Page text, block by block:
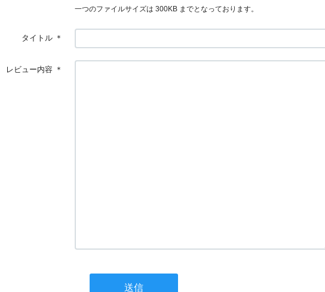
一つのファイルサイズは 300KB までとなっております。
タイトル ＊
レビュー内容 ＊